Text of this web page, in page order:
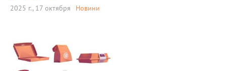
2025 г., 17 октября Новини